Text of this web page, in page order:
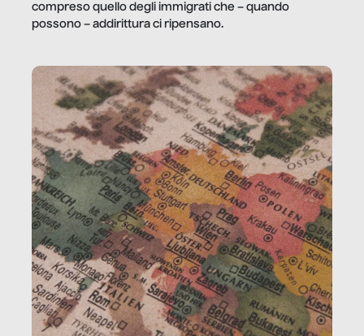
compreso quello degli immigrati che – quando
possono – addirittura ci ripensano.